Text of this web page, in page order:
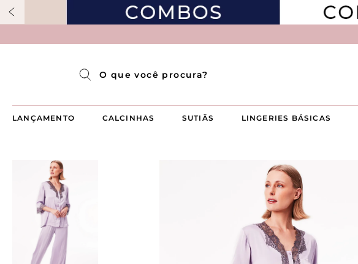
LANÇAMENTO CALCINHAS SUTIÃS LINGERIES BÁSICAS
Pijama Longo Americado Aberto Luma
Pijama Capri Aberto
Pijama Curto Aberto